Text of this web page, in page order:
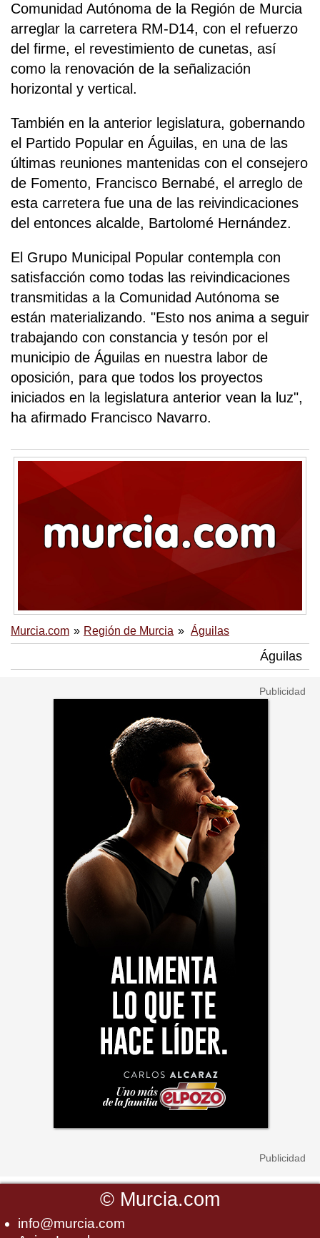
Comunidad Autónoma de la Región de Murcia
arreglar la carretera RM-D14, con el refuerzo
del firme, el revestimiento de cunetas, así
como la renovación de la señalización
horizontal y vertical.
También en la anterior legislatura, gobernando
el Partido Popular en Águilas, en una de las
últimas reuniones mantenidas con el consejero
de Fomento, Francisco Bernabé, el arreglo de
esta carretera fue una de las reivindicaciones
del entonces alcalde, Bartolomé Hernández.
El Grupo Municipal Popular contempla con
satisfacción como todas las reivindicaciones
transmitidas a la Comunidad Autónoma se
están materializando. "Esto nos anima a seguir
trabajando con constancia y tesón por el
municipio de Águilas en nuestra labor de
oposición, para que todos los proyectos
iniciados en la legislatura anterior vean la luz",
ha afirmado Francisco Navarro.
Murcia.com Región de Murcia Águilas
Águilas
© Murcia.com
info@murcia.com